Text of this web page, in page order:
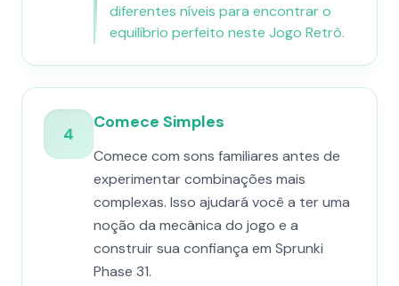
diferentes níveis para encontrar o
equilíbrio perfeito neste Jogo Retrô.
4
Comece Simples
Comece com sons familiares antes de
experimentar combinações mais
complexas. Isso ajudará você a ter uma
noção da mecânica do jogo e a
construir sua confiança em Sprunki
Phase 31.